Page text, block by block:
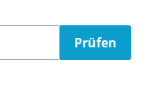
Prüfen